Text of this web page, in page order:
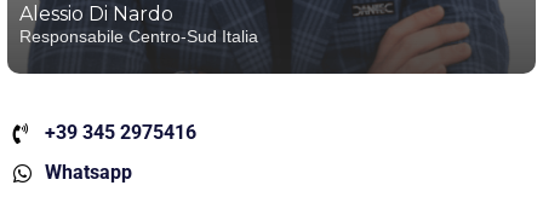
Alessio Di Nardo
Responsabile Centro-Sud Italia
+39 345 2975416
Whatsapp